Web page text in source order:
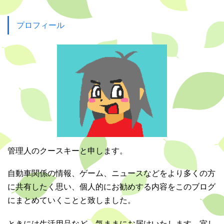
プロフィール
管理人のクースキーと申します。
自動車関係の情報、ゲーム、ニュースなどをより多くの方
に共有したく思い、個人的にお勧めする内容をこのブログ
にまとめていくことと致しました。